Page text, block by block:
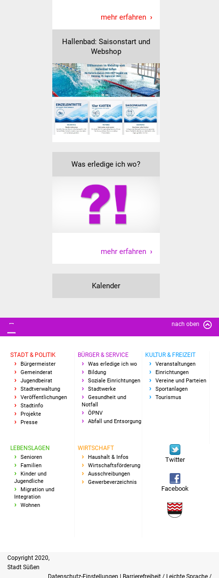
Haushalt & Infos
Wirtschaftsförderung
Gewerbeimmobilien
Öffentliche
Ausschreibung
Gewerbeverzeichnis
mehr erfahren
Hallenbad: Saisonstart und
Webshop
Was erledige ich wo?
mehr erfahren
Kalender
nach oben
STADT & POLITIK
Bürgermeister
Gemeinderat
Jugendbeirat
Stadtverwaltung
Veröffentlichungen
Stadtinfo
Projekte
Presse
BÜRGER & SERVICE
Was erledige ich wo
Bildung
Soziale Einrichtungen
Stadtwerke
Gesundheit und
Notfall
ÖPNV
Abfall und Entsorgung
KULTUR & FREIZEIT
Veranstaltungen
Einrichtungen
Vereine und Parteien
Sportanlagen
Tourismus
LEBENSLAGEN
Senioren
Familien
Kinder und
Jugendliche
Migration und
Integration
Wohnen
WIRTSCHAFT
Haushalt & Infos
Wirtschaftsförderung
Ausschreibungen
Gewerbeverzeichnis
Twitter
Facebook
Copyright 2020,
Stadt Süßen
Datenschutz-Einstellungen | Barrierefreiheit / Leichte Sprache /